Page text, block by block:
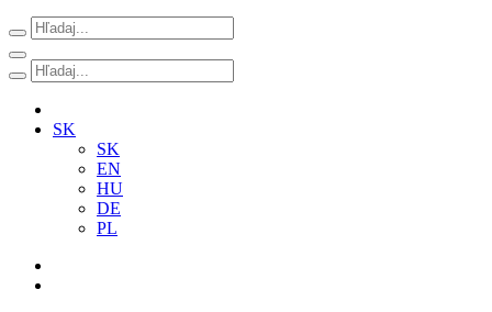
SK
SK
EN
HU
DE
PL